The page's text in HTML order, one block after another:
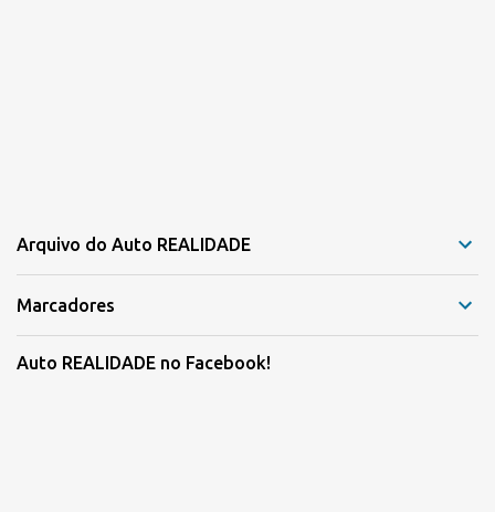
Arquivo do Auto REALIDADE
Marcadores
Auto REALIDADE no Facebook!